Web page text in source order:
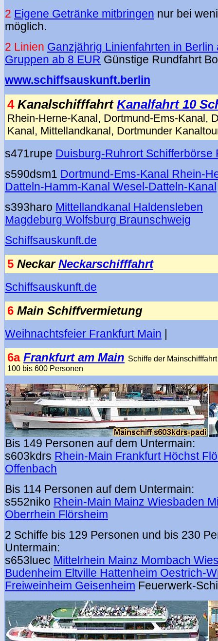
2 Eigene Getränke mitbringen nur bei
möglich.
2 Linien Ganzjährig Linienfahrten in Berlin
Gruppen ab 8 EUR Günstige Rundfahrt
www.schiffsauskunft.berlin
4 Kanalschifffahrt Kanalfahrt 10
Rhein-Herne-Kanal, Dortmund-Ems-Kanal,
Kanal, Mittellandkanal, Dortmunder
s471rupe Duisburg-Ruhrort Schifferbörse
s590dsm1 Dortmund-Ems-Kanal Rhein-
Datteln-Hamm-Kanal Wesel-Datteln-Kanal
s393haro Mittellandkanal Haldensleben
Magdeburg Wolfsburg Braunschweig
Schiffsauskunft.de
5 NeckarNeckarschifffahrt
Schiffsauskunft.de
6 Main Schiffvermietung
Weihnachtsfeier Frankfurt Main
6a Frankfurt am Main Schiffe der
100 bis 600 Personen
Bis 149 Personen auf dem Untermain:
s603kdrs Rhein-Main Frankfurt Höchst
Offenbach
Bis 114 Personen auf dem Untermain:
s552niko Rhein-Main Mainz Wiesbaden
Oberrhein Flörsheim
2 Schiffe bis 129 Personen und bis 230
Untermain:
s653luec Mittelrhein Mainz Mombach
Budenheim Eltville Hattenheim Oestrich-
Freiweinheim Geisenheim Feuerwerk-